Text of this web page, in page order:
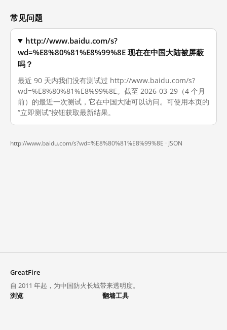
常见问题
http://www.baidu.com/s?
wd=%E8%80%81%E8%99%8E 现在在中国大陆被屏蔽
吗？
最近 90 天内我们没有测试过 http://www.baidu.com/s?
wd=%E8%80%81%E8%99%8E。截至 2026-03-29（4 个月
前）的最近一次测试，它在中国大陆可以访问。可使用本页的
“立即测试”按钮获取最新结果。
http://www.baidu.com/s?wd=%E8%80%81%E8%99%8E · JSON
GreatFire
自 2011 年起，为中国防火长城带来透明度。
浏览
翻墙工具